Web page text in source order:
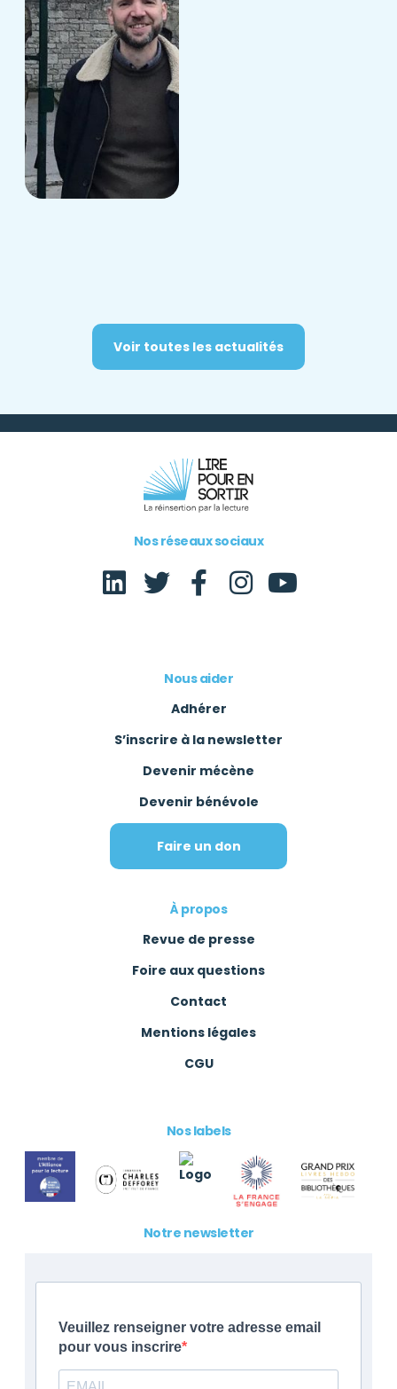
Voir toutes les actualités
Nos réseaux sociaux
Nous aider
Adhérer
S’inscrire à la newsletter
Devenir mécène
Devenir bénévole
Faire un don
À propos
Revue de presse
Foire aux questions
Contact
Mentions légales
CGU
Nos labels
Notre newsletter
Veuillez renseigner votre adresse email
pour vous inscrire